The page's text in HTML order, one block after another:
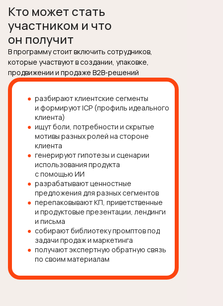
Кто может стать
участником и что
он получит
В программу стоит включить сотрудников,
которые участвуют в создании, упаковке,
продвижении и продаже B2B-решений
разбирают клиентские сегменты
и формируют ICP (профиль идеального
клиента)
ищут боли, потребности и скрытые
мотивы разных ролей на стороне
клиента
генерируют гипотезы и сценарии
использования продукта
с помощью ИИ
разрабатывают ценностные
предложения для разных сегментов
перепаковывают КП, приветственные
и продуктовые презентации, лендинги
и письма
собирают библиотеку промптов под
задачи продаж и маркетинга
получают экспертную обратную связь
по своим материалам